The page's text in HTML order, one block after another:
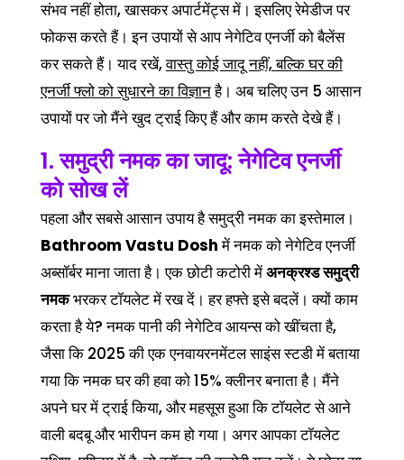
संभव नहीं होता, खासकर अपार्टमेंट्स में। इसलिए रेमेडीज पर
फोकस करते हैं। इन उपायों से आप नेगेटिव एनर्जी को बैलेंस
कर सकते हैं। याद रखें,वास्तु कोई जादू नहीं, बल्कि घर की
एनर्जी फ्लो को सुधारने का विज्ञानहै। अब चलिए उन 5 आसान
उपायों पर जो मैंने खुद ट्राई किए हैं और काम करते देखे हैं।
1. समुद्री नमक का जादू: नेगेटिव एनर्जी
को सोख लें
पहला और सबसे आसान उपाय है समुद्री नमक का इस्तेमाल।
Bathroom Vastu Doshमें नमक को नेगेटिव एनर्जी
अब्सॉर्बर माना जाता है। एक छोटी कटोरी मेंअनक्रश्ड समुद्री
नमकभरकर टॉयलेट में रख दें। हर हफ्ते इसे बदलें। क्यों काम
करता है ये? नमक पानी की नेगेटिव आयन्स को खींचता है,
जैसा कि 2025 की एक एनवायरनमेंटल साइंस स्टडी में बताया
गया कि नमक घर की हवा को 15% क्लीनर बनाता है। मैंने
अपने घर में ट्राई किया, और महसूस हुआ कि टॉयलेट से आने
वाली बदबू और भारीपन कम हो गया। अगर आपका टॉयलेट